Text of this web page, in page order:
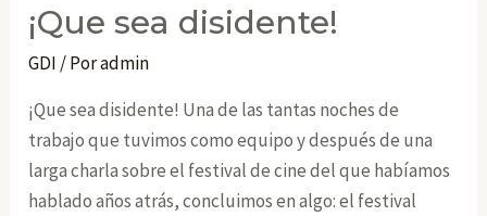
¡Que sea disidente!
GDI / Poradmin
¡Que sea disidente! Una de las tantas noches de
trabajo que tuvimos como equipo y después de una
larga charla sobre el festival de cine del que habíamos
hablado años atrás, concluimos en algo: el festival